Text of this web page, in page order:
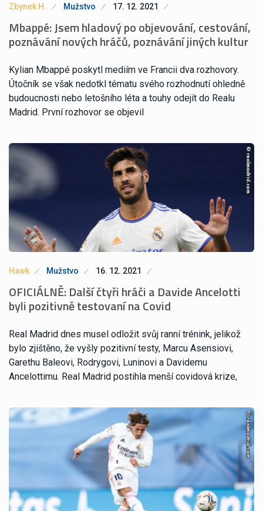
Zbynek H. Mužstvo 17. 12. 2021
Mbappé: Jsem hladový po objevování, cestování,
poznávání nových hráčů, poznávání jiných kultur
Kylian Mbappé poskytl mediím ve Francii dva rozhovory.
Útočník se však nedotkl tématu svého rozhodnutí ohledně
budoucnosti nebo letošního léta a touhy odejít do Realu
Madrid. První rozhovor se objevil
Hawk Mužstvo 16. 12. 2021
OFICIÁLNĚ: Další čtyři hráči a Davide Ancelotti
byli pozitivně testovaní na Covid
Real Madrid dnes musel odložit svůj ranní trénink, jelikož
bylo zjištěno, že vyšly pozitivní testy, Marcu Asensiovi,
Garethu Baleovi, Rodrygovi, Luninovi a Davidemu
Ancelottimu. Real Madrid postihla menší covidová krize,